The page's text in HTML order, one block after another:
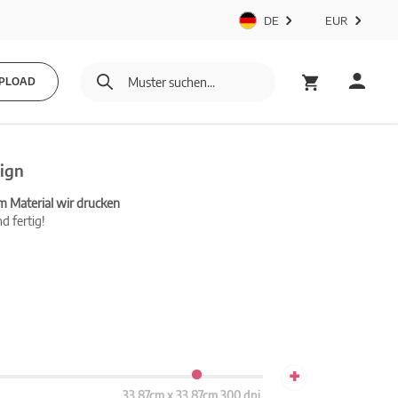
DE EUR
Material wir drucken
fertig!
+